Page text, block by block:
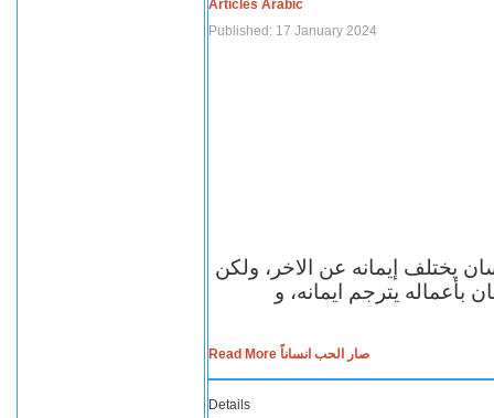
Articles Arabic
Published: 17 January 2024
يختلف إيمانه عن الاخر، ولكن
بأعماله يترجم ايمانه، و
Read More صار الحب انساناً
Details